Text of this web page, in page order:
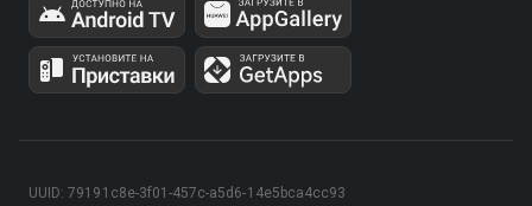
UUID: 79191c8e-3f01-457c-a5d6-14e5bca4cc93